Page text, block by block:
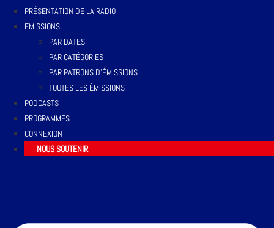
PRÉSENTATION DE LA RADIO
EMISSIONS
PAR DATES
PAR CATÉGORIES
PAR PATRONS D’ÉMISSIONS
TOUTES LES ÉMISSIONS
PODCASTS
PROGRAMMES
CONNEXION
NOUS SOUTENIR